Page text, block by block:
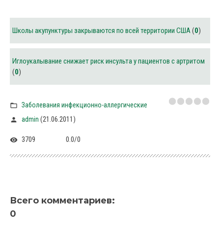
Школы акупунктуры закрываются по всей территории США(0)
Иглоукалывание снижает риск инсульта у пациентов с артритом
(0)
Заболевания инфекционно-аллергические
admin (21.06.2011)
3709 0.0/0
Всего комментариев:
0